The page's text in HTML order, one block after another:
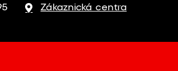
Zákaznická centra